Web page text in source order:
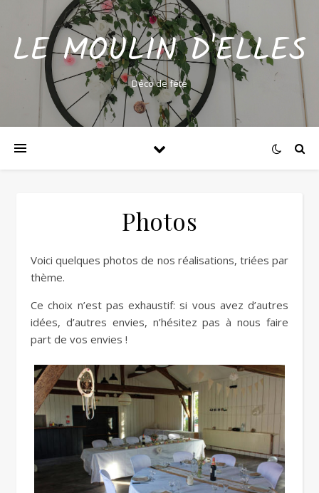
LE MOULIN D'ELLES
Déco de fête
Photos
Voici quelques photos de nos réalisations, triées par
thème.
Ce choix n’est pas exhaustif: si vous avez d’autres
idées, d’autres envies, n’hésitez pas à nous faire
part de vos envies !